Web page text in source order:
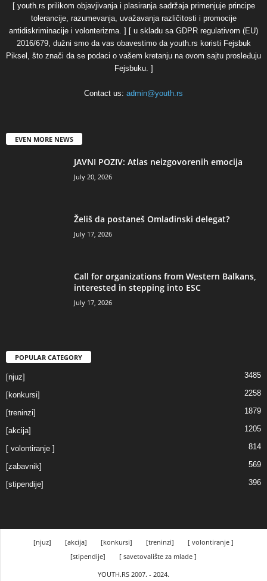
[ youth.rs prilikom objavjivanja i plasiranja sadržaja primenjuje principe
tolerancije, razumevanja, uvažavanja različitosti i promocije
antidiskriminacije i volonterizma. ] [ u skladu sa GDPR regulativom (EU)
2016/679, dužni smo da vas obavestimo da youth.rs koristi Fejsbuk
Piksel, što znači da se podaci o vašem kretanju na ovom sajtu prosleđuju
Fejsbuku. ]
Contact us: admin@youth.rs
EVEN MORE NEWS
JAVNI POZIV: Atlas neizgovorenih emocija
July 20, 2026
Želiš da postaneš Omladinski delegat?
July 17, 2026
Call for organizations from Western Balkans,
interested in stepping into ESC
July 17, 2026
POPULAR CATEGORY
[njuz] 3485
[konkursi] 2258
[treninzi] 1879
[akcija] 1205
[ volontiranje ] 814
[zabavnik] 569
[stipendije] 396
[njuz] [akcija] [konkursi] [treninzi]
[ volontiranje ]
[stipendije]
[ savetovalište za mlade ]
YOUTH.RS 2007. - 2024.